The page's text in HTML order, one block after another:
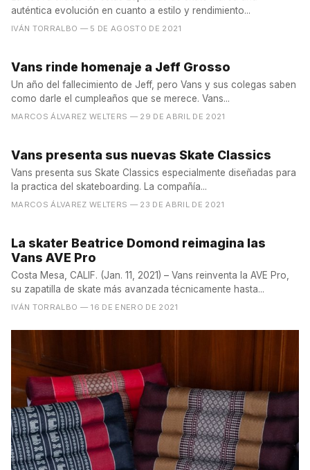
auténtica evolución en cuanto a estilo y rendimiento...
IVÁN TORRALBO — 5 DE AGOSTO DE 2021
Vans rinde homenaje a Jeff Grosso
Un año del fallecimiento de Jeff, pero Vans y sus colegas saben
como darle el cumpleaños que se merece. Vans...
MARCOS ÁLVAREZ WELTERS — 29 DE ABRIL DE 2021
Vans presenta sus nuevas Skate Classics
Vans presenta sus Skate Classics especialmente diseñadas para
la practica del skateboarding. La compañía...
MARCOS ÁLVAREZ WELTERS — 23 DE ABRIL DE 2021
La skater Beatrice Domond reimagina las
Vans AVE Pro
Costa Mesa, CALIF. (Jan. 11, 2021) – Vans reinventa la AVE Pro,
su zapatilla de skate más avanzada técnicamente hasta...
IVÁN TORRALBO — 16 DE ENERO DE 2021